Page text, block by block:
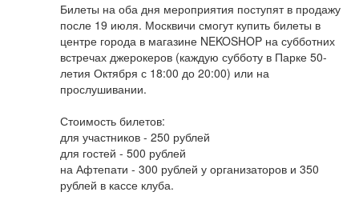
Билеты на оба дня мероприятия поступят в продажу
после 19 июля. Москвичи смогут купить билеты в
центре города в магазине NEKOSHOP на субботних
встречах джерокеров (каждую субботу в Парке 50-
летия Октября с 18:00 до 20:00) или на
прослушивании.
Стоимость билетов:
для участников - 250 рублей
для гостей - 500 рублей
на Афтепати - 300 рублей у организаторов и 350
рублей в кассе клуба.